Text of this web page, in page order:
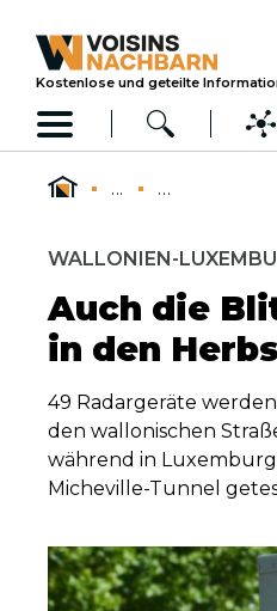
Kostenlose und geteilte
... ...
WALLONIEN-
Auch die
in den
49 Radargeräte
den wallonischen
während in Luxemburg
Micheville-Tunnel